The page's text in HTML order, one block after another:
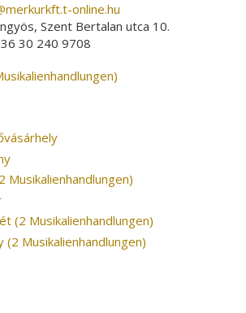
online.hu
Szent Bertalan utca 10.
30 240 9708
Musikalienhandlungen)
(2 Musikalienhandlungen)
(2 Musikalienhandlungen)